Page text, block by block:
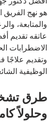
هو نهج
والمتابعة،
عاتقه تقديم
الاضطرابات
وتقديم علاجًا
الوظيفية
طرق
وحلولاً